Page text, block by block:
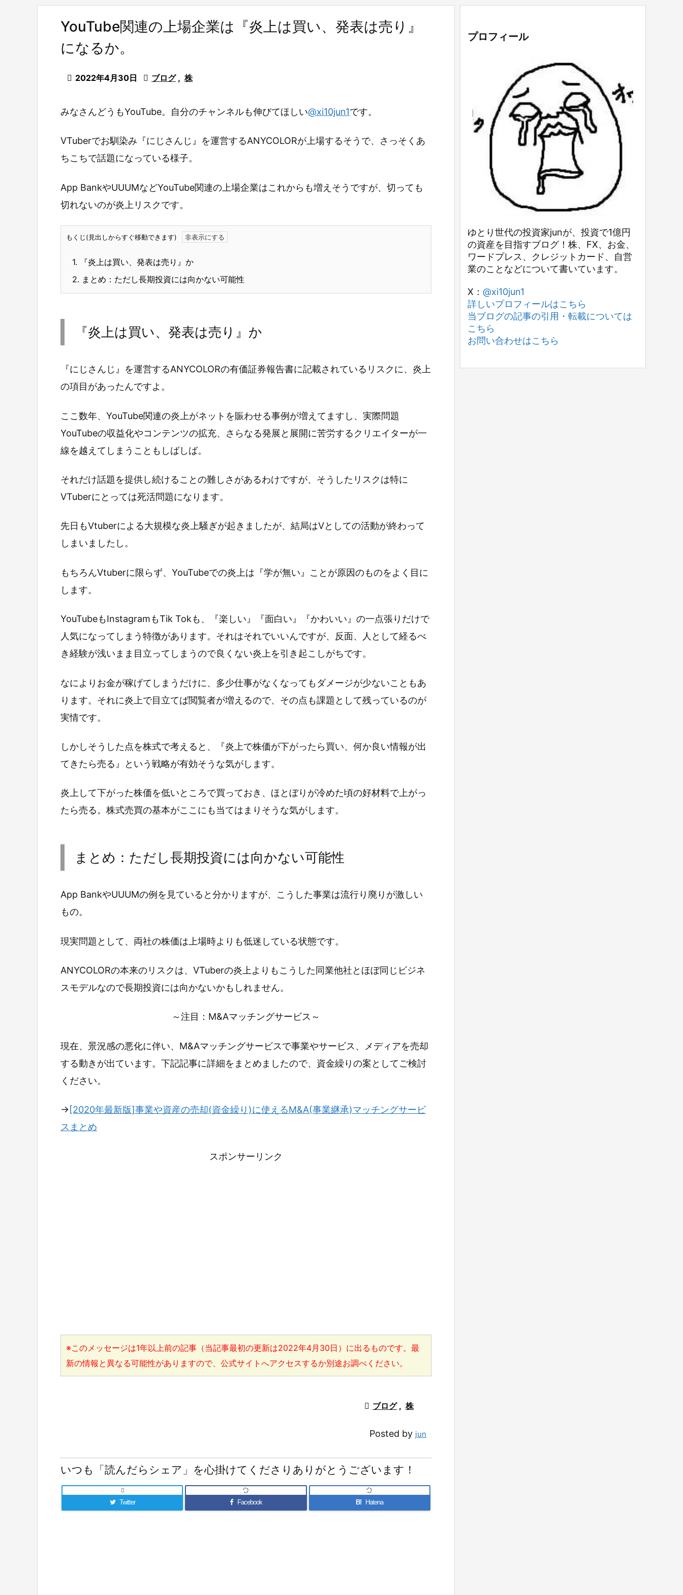
YouTube関連の上場企業は『炎上は買い、発表は売り』
になるか。
 2022年4月30日  ブログ , 株
みなさんどうもYouTube。自分のチャンネルも伸びてほしい@xi10jun1です。
VTuberでお馴染み『にじさんじ』を運営するANYCOLORが上場するそうで、さっそくあ
ちこちで話題になっている様子。
App BankやUUUMなどYouTube関連の上場企業はこれからも増えそうですが、切っても
切れないのが炎上リスクです。
もくじ(見出しからすぐ移動できます)
1. 『炎上は買い、発表は売り』か
2. まとめ：ただし長期投資には向かない可能性
『炎上は買い、発表は売り』か
『にじさんじ』を運営するANYCOLORの有価証券報告書に記載されているリスクに、炎上
の項目があったんですよ。
ここ数年、YouTube関連の炎上がネットを賑わせる事例が増えてますし、実際問題
YouTubeの収益化やコンテンツの拡充、さらなる発展と展開に苦労するクリエイターが一
線を越えてしまうこともしばしば。
それだけ話題を提供し続けることの難しさがあるわけですが、そうしたリスクは特に
VTuberにとっては死活問題になります。
先日もVtuberによる大規模な炎上騒ぎが起きましたが、結局はVとしての活動が終わって
しまいましたし。
もちろんVtuberに限らず、YouTubeでの炎上は『学が無い』ことが原因のものをよく目に
します。
YouTubeもInstagramもTik Tokも、『楽しい』『面白い』『かわいい』の一点張りだけで
人気になってしまう特徴があります。それはそれでいいんですが、反面、人として経るべ
き経験が浅いまま目立ってしまうので良くない炎上を引き起こしがちです。
なによりお金が稼げてしまうだけに、多少仕事がなくなってもダメージが少ないこともあ
ります。それに炎上で目立てば閲覧者が増えるので、その点も課題として残っているのが
実情です。
しかしそうした点を株式で考えると、『炎上で株価が下がったら買い、何か良い情報が出
てきたら売る』という戦略が有効そうな気がします。
炎上して下がった株価を低いところで買っておき、ほとぼりが冷めた頃の好材料で上がっ
たら売る。株式売買の基本がここにも当てはまりそうな気がします。
まとめ：ただし長期投資には向かない可能性
App BankやUUUMの例を見ていると分かりますが、こうした事業は流行り廃りが激しい
もの。
現実問題として、両社の株価は上場時よりも低迷している状態です。
ANYCOLORの本来のリスクは、VTuberの炎上よりもこうした同業他社とほぼ同じビジネ
スモデルなので長期投資には向かないかもしれません。
～注目：M&Aマッチングサービス～
現在、景況感の悪化に伴い、M&Aマッチングサービスで事業やサービス、メディアを売却
する動きが出ています。下記記事に詳細をまとめましたので、資金繰りの案としてご検討
ください。
→[2020年最新版]事業や資産の売却(資金繰り)に使えるM&A(事業継承)マッチングサービ
スまとめ
スポンサーリンク
※このメッセージは1年以上前の記事（当記事最初の更新は2022年4月30日）に出るものです。最
新の情報と異なる可能性がありますので、公式サイトへアクセスするか別途お調べください。
 ブログ , 株
Posted by jun
いつも「読んだらシェア」を心掛けてくださりありがとうございます！
Twitter

Facebook B! Hatena
プロフィール
ゆとり世代の投資家junが、投資で1億円
の資産を目指すブログ！株、FX、お金、
ワードプレス、クレジットカード、自営
業のことなどについて書いています。
X： @xi10jun1
詳しいプロフィールはこちら
当ブログの記事の引用・転載については
こちら
お問い合わせはこちら